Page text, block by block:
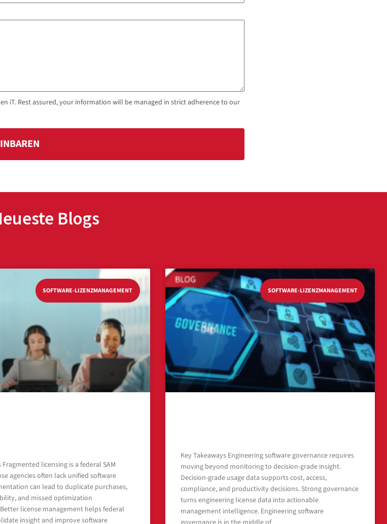
iT. Rest assured, your information will be managed in strict adherence to our
Blogs
SOFTWARE-LIZENZMANAGEMENT
Fragmented licensing is a federal SAM
agencies often lack unified software
can lead to duplicate purchases,
and missed optimization
license management helps federal
insight and improve software
SOFTWARE-LIZENZMANAGEMENT
Key Takeaways Engineering software governance requires
moving beyond monitoring to decision-grade insight.
Decision-grade usage data supports cost, access,
compliance, and productivity decisions. Strong governance
turns engineering license data into actionable
management intelligence. Engineering software